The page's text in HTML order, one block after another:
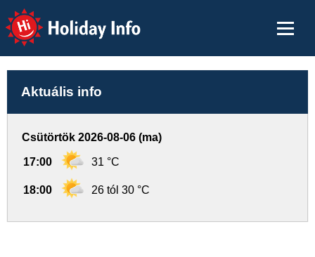
Holiday Info
Aktuális info
Csütörtök 2026-08-06 (ma)
17:00 31 °C
18:00 26 tól 30 °C